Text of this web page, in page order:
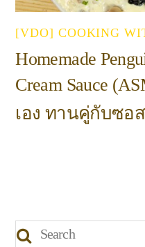
[VDO] COOKING
Homemade
Cream Sauce
เอง ทานคู่กับซอ